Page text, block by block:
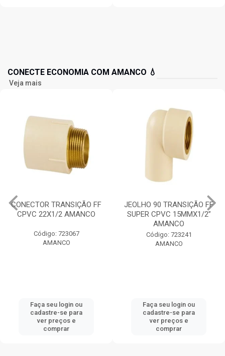
CONECTE ECONOMIA COM AMANCO 💧
Veja mais
CONECTOR TRANSIÇÃO FF
CPVC 22X1/2 AMANCO
Código: 723067
AMANCO
Faça seu login ou
cadastre-se para
ver preços e
comprar
JEOLHO 90 TRANSIÇÃO FF
SUPER CPVC 15MMX1/2”
AMANCO
Código: 723241
AMANCO
Faça seu login ou
cadastre-se para
ver preços e
comprar